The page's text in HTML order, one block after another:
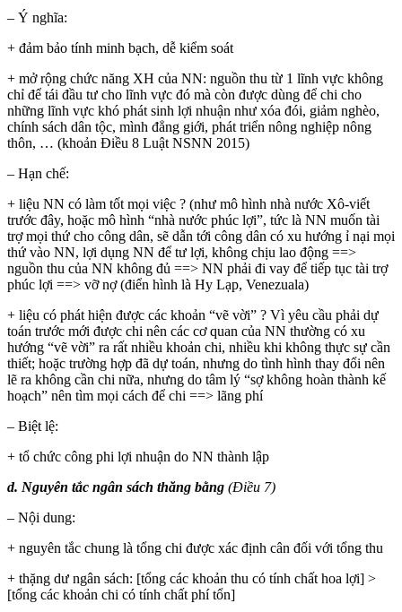
– Ý nghĩa:
+ đảm bảo tính minh bạch, dễ kiểm soát
+ mở rộng chức năng XH của NN: nguồn thu từ 1 lĩnh vực không
chỉ để tái đầu tư cho lĩnh vực đó mà còn được dùng để chi cho
những lĩnh vực khó phát sinh lợi nhuận như xóa đói, giảm nghèo,
chính sách dân tộc, mình đẳng giới, phát triển nông nghiệp nông
thôn, … (khoản Điều 8 Luật NSNN 2015)
– Hạn chế:
+ liệu NN có làm tốt mọi việc ? (như mô hình nhà nước Xô-viết
trước đây, hoặc mô hình “nhà nước phúc lợi”, tức là NN muốn tài
trợ mọi thứ cho công dân, sẽ dẫn tới công dân có xu hướng ỉ nại mọi
thứ vào NN, lợi dụng NN để tư lợi, không chịu lao động ==>
nguồn thu của NN không đủ ==> NN phải đi vay để tiếp tục tài trợ
phúc lợi ==> vỡ nợ (điển hình là Hy Lạp, Venezuala)
+ liệu có phát hiện được các khoản “vẽ vời” ? Vì yêu cầu phải dự
toán trước mới được chi nên các cơ quan của NN thường có xu
hướng “vẽ vời” ra rất nhiều khoản chi, nhiều khi không thực sự cần
thiết; hoặc trường hợp đã dự toán, nhưng do tình hình thay đổi nên
lẽ ra không cần chi nữa, nhưng do tâm lý “sợ không hoàn thành kế
hoạch” nên tìm mọi cách để chi ==> lãng phí
– Biệt lệ:
+ tổ chức công phi lợi nhuận do NN thành lập
d. Nguyên tắc ngân sách thăng bằng (Điều 7)
– Nội dung:
+ nguyên tắc chung là tổng chi được xác định cân đối với tổng thu
+ thặng dư ngân sách: [tổng các khoản thu có tính chất hoa lợi] >
[tổng các khoản chi có tính chất phí tổn]